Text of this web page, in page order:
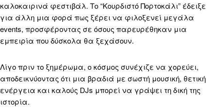
καλοκαιρινά φεστιβάλ. Το “Κουρδιστό Πορτοκάλι” έδειξε
για άλλη μια φορά πως ξέρει να φιλοξενεί μεγάλα
events, προσφέροντας σε όσους παρευρέθηκαν μια
εμπειρία που δύσκολα θα ξεχάσουν.
Λίγο πριν το ξημέρωμα, ο κόσμος συνέχιζε να χορεύει,
αποδεικνύοντας ότι μια βραδιά με σωστή μουσική, θετική
ενέργεια και καλούς DJs μπορεί να γράψει τη δική της
ιστορία.